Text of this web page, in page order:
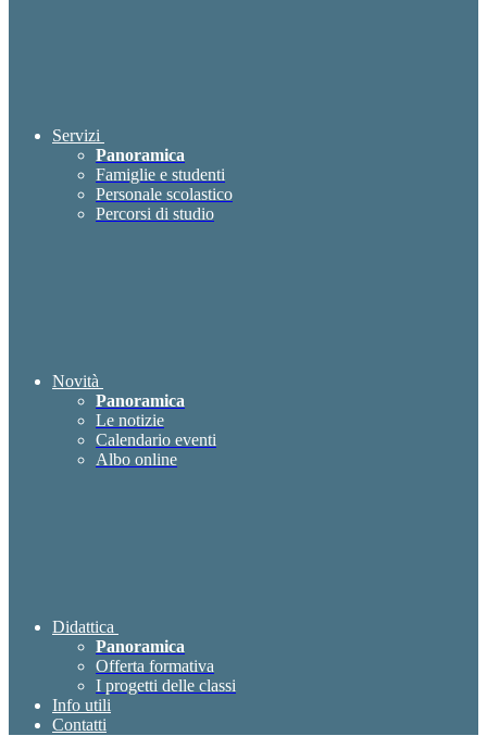
Servizi
Panoramica
Famiglie e studenti
Personale scolastico
Percorsi di studio
Novità
Panoramica
Le notizie
Calendario eventi
Albo online
Didattica
Panoramica
Offerta formativa
I progetti delle classi
Info utili
Contatti